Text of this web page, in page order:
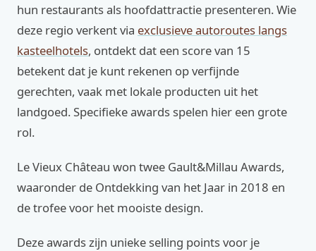
hun restaurants als hoofdattractie presenteren. Wie
deze regio verkent via exclusieve autoroutes langs
kasteelhotels, ontdekt dat een score van 15
betekent dat je kunt rekenen op verfijnde
gerechten, vaak met lokale producten uit het
landgoed. Specifieke awards spelen hier een grote
rol.
Le Vieux Château won twee Gault&Millau Awards,
waaronder de Ontdekking van het Jaar in 2018 en
de trofee voor het mooiste design.
Deze awards zijn unieke selling points voor je